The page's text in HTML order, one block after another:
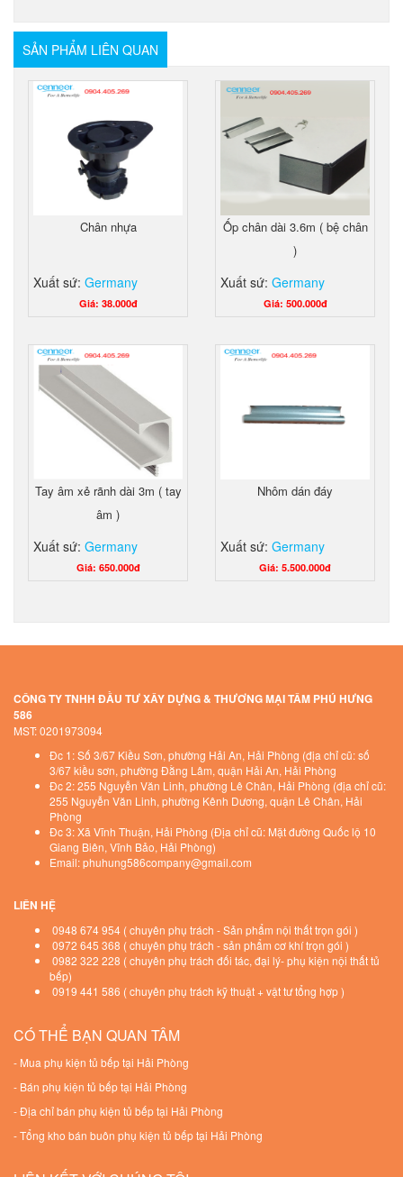
SẢN PHẨM LIÊN QUAN
Chân nhựa
Xuất sứ: Germany
Giá: 38.000đ
Ốp chân dài 3.6m ( bệ chân
)
Xuất sứ: Germany
Giá: 500.000đ
Tay âm xẻ rãnh dài 3m ( tay
âm )
Xuất sứ: Germany
Giá: 650.000đ
Nhôm dán đáy
Xuất sứ: Germany
Giá: 5.500.000đ
CÔNG TY TNHH ĐẦU TƯ XÂY DỰNG & THƯƠNG MẠI TÂM PHÚ HƯNG
586
MST: 0201973094
Đc 1: Số 3/67 Kiều Sơn, phường Hải An, Hải Phòng (địa chỉ cũ: số
3/67 kiều sơn, phường Đằng Lâm, quận Hải An, Hải Phòng
Đc 2: 255 Nguyễn Văn Linh, phường Lê Chân, Hải Phòng (địa chỉ cũ:
255 Nguyễn Văn Linh, phường Kênh Dương, quận Lê Chân, Hải
Phòng
Đc 3: Xã Vĩnh Thuận, Hải Phòng (Địa chỉ cũ: Mặt đường Quốc lộ 10
Giang Biên, Vĩnh Bảo, Hải Phòng)
Email: phuhung586company@gmail.com
LIÊN HỆ
0948 674 954 ( chuyên phụ trách - Sản phẩm nội thất trọn gói )
0972 645 368 ( chuyên phụ trách - sản phẩm cơ khí trọn gói )
0982 322 228 ( chuyên phụ trách đối tác, đại lý- phụ kiện nội thất tủ
bếp)
0919 441 586 ( chuyên phụ trách kỹ thuật + vật tư tổng hợp )
CÓ THỂ BẠN QUAN TÂM
- Mua phụ kiện tủ bếp tại Hải Phòng
- Bán phụ kiện tủ bếp tại Hải Phòng
-Địa chỉ bán phụ kiện tủ bếp tại Hải Phòng
-Tổng kho bán buôn phụ kiện tủ bếp tại Hải Phòng